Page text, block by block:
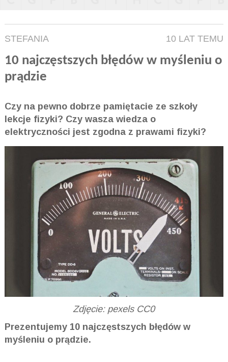
STEFANIA 10 LAT TEMU
10 najczęstszych błędów w myśleniu o
prądzie
Czy na pewno dobrze pamiętacie ze szkoły
lekcje fizyki? Czy wasza wiedza o
elektryczności jest zgodna z prawami fizyki?
Zdjęcie: pexels CC0
Prezentujemy 10 najczęstszych błędów w
myśleniu o prądzie.